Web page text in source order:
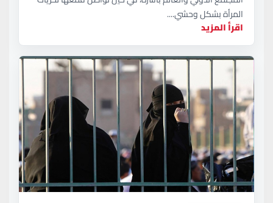
المرأة بشكل وحشي....
اقرأ المزيد